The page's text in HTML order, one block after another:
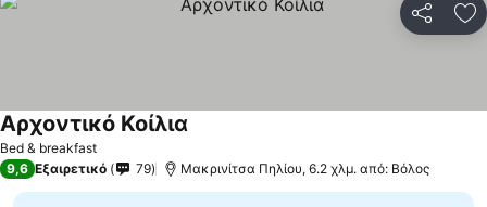
Bed & breakfast
Αρχοντικό Κοίλια
9,6 Εξαιρετικό 79 Μακρινίτσα Πηλίου, 6.2 χλμ. από: Βόλος